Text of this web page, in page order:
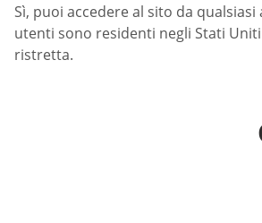
Sì, puoi accedere al sito da
utenti sono residenti negli Stati
ristretta.